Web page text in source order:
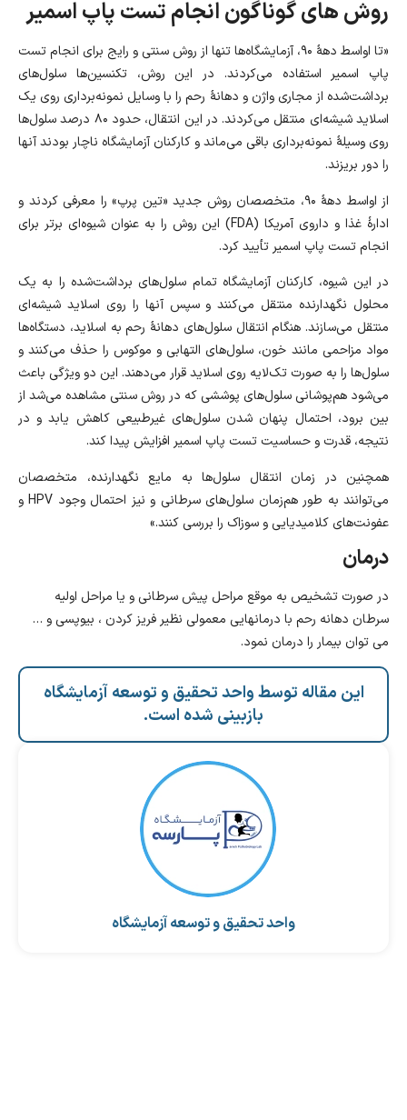
روش های گوناگون انجام تست پاپ اسمیر
«تا اواسط دههٔ ۹۰، آزمایشگاه‌ها تنها از روش سنتی و رایج برای انجام تست
پاپ اسمیر استفاده می‌کردند. در این روش، تکنسین‌ها سلول‌های
برداشت‌شده از مجاری واژن و دهانهٔ رحم را با وسایل نمونه‌برداری روی یک
اسلاید شیشه‌ای منتقل می‌کردند. در این انتقال، حدود ۸۰ درصد سلول‌ها
روی وسیلهٔ نمونه‌برداری باقی می‌ماند و کارکنان آزمایشگاه ناچار بودند آنها
را دور بریزند.
از اواسط دههٔ ۹۰، متخصصان روش جدید «تین پرپ» را معرفی کردند و
ادارهٔ غذا و داروی آمریکا (FDA) این روش را به عنوان شیوه‌ای برتر برای
انجام تست پاپ اسمیر تأیید کرد.
در این شیوه، کارکنان آزمایشگاه تمام سلول‌های برداشت‌شده را به یک
محلول نگهدارنده منتقل می‌کنند و سپس آنها را روی اسلاید شیشه‌ای
منتقل می‌سازند. هنگام انتقال سلول‌های دهانهٔ رحم به اسلاید، دستگاه‌ها
مواد مزاحمی مانند خون، سلول‌های التهابی و موکوس را حذف می‌کنند و
سلول‌ها را به صورت تک‌لایه روی اسلاید قرار می‌دهند. این دو ویژگی باعث
می‌شود هم‌پوشانی سلول‌های پوششی که در روش سنتی مشاهده می‌شد از
بین برود، احتمال پنهان شدن سلول‌های غیرطبیعی کاهش یابد و در
نتیجه، قدرت و حساسیت تست پاپ اسمیر افزایش پیدا کند.
همچنین در زمان انتقال سلول‌ها به مایع نگهدارنده، متخصصان
می‌توانند به طور هم‌زمان سلول‌های سرطانی و نیز احتمال وجود HPV و
عفونت‌های کلامیدیایی و سوزاک را بررسی کنند.»
درمان
در صورت تشخیص به موقع مراحل پیش سرطانی و یا مراحل اولیه
سرطان دهانه رحم با درمانهایی معمولی نظیر فریز کردن ، بیوپسی و …
می توان بیمار را درمان نمود.
این مقاله توسط واحد تحقیق و توسعه آزمایشگاه
بازبینی شده است.
واحد تحقیق و توسعه آزمایشگاه